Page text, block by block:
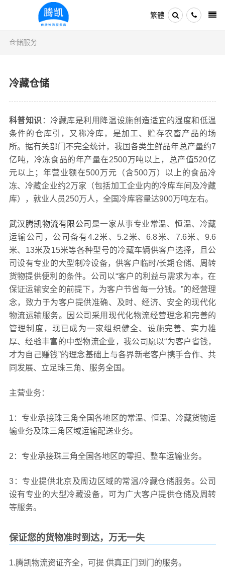
繁體
仓储服务
冷藏仓储
科普知识 ：冷藏库是利用降温设施创造适宜的湿度和低温
条件的仓库引，又称冷库，是加工、贮存农畜产品的场
所。据有关部门不完全统计，我国各类生鲜品年总产量约7
亿吨，冷冻食品的年产量在2500万吨以上，总产值520亿
元以上；年营业额在500万元（含500万）以上的食品冷
冻、冷藏企业约2万家（包括加工企业内的冷库车间及冷藏
库），就业人员250万人，全国冷库容量达900万吨左右。
武汉腾凯物流有限公司 是一家从事专业常温、恒温、冷藏
运输公司，公司备有4.2米、5.2米、6.8米、7.6米、9.6
米、13米及15米等各种型号的冷藏车辆供客户选择，且公
司设有专业的大型制冷设备，供客户临时/长期仓储、周转
货物提供便利的条件。公司以“客户的利益与需求为本，在
保证运输安全的前提下，为客户节省每一分钱。”的经营理
念，致力于为客户提供准确、及时、经济、安全的现代化
物流运输服务。因公司采用现代化物流经营理念和完善的
管理制度，现已成为一家组织健全、设施完善、实力雄
厚、经验丰富的中型物流企业，我公司愿以“为客户省钱，
才为自己赚钱”的理念基础上与各界新老客户携手合作、共
同发展、立足珠三角、服务全国。
主营业务：
1：专业承接珠三角全国各地区的常温、恒温、冷藏货物运
输业务及珠三角区域运输配送业务。
2：专业承接珠三角全国各地区的零担、整车运输业务。
3：专业提供北京及周边区域的常温/冷藏仓储服务。公司
设有专业的大型冷藏设备，可为广大客户提供仓储及周转
等服务。
保证您的货物准时到达，万无一失
1.腾凯物流资证齐全，可提 供真正门到门的服务。